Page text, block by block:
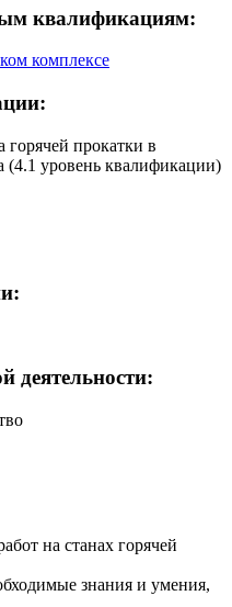
квалификациям:
комплексе
горячей прокатки в
(4.1 уровень квалификации)
деятельности:
на станах горячей
знания и умения,